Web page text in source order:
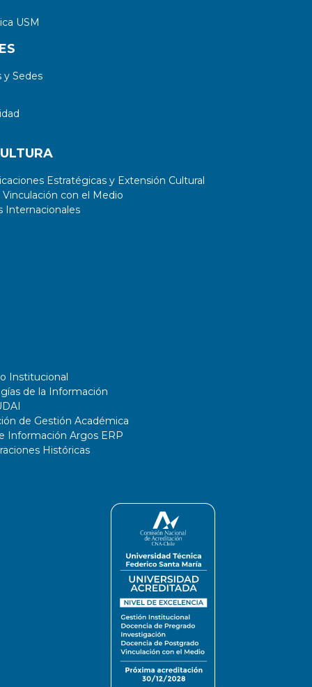
USM
Sedes
Estratégicas y Extensión Cultural
con el Medio
Internacionales
Institucional
de la Información
de Gestión Académica
Información Argos ERP
Históricas